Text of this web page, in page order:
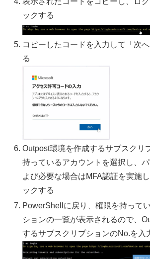
ックする
コピーしたコードを入力して「次
る
Outpost環境を作成するサブスクリ
持っているアカウントを選択し、
よび必要な場合はMFA認証を実施
ックする
PowerShellに戻り、権限を持って
ションの一覧が表示されるので、
するサブスクリプションのNo.を入